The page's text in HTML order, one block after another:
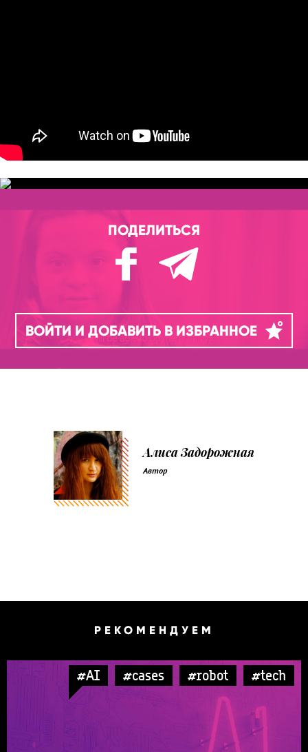
ПОДЕЛИТЬСЯ
ВОЙТИ И ДОБАВИТЬ В ИЗБРАННОЕ
Алиса Задорожная
Автор
РЕКОМЕНДУЕМ
#AI #cases #robot #tech